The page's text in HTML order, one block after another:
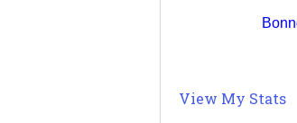
View My Stats